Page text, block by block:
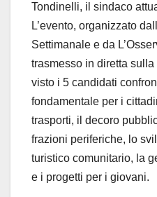
Tondinelli, il sindaco
L’evento, organizzato
Settimanale e da
trasmesso in diretta
visto i 5 candidati
fondamentale per i
trasporti, il decoro
frazioni periferiche, lo
turistico comunitario, la
e i progetti per i giovani.